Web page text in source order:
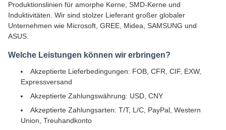
Produktionslinien für amorphe Kerne, SMD-Kerne und
Induktivitäten. Wir sind stolzer Lieferant großer globaler
Unternehmen wie Microsoft, GREE, Midea, SAMSUNG und
ASUS.
Welche Leistungen können wir erbringen?
Akzeptierte Lieferbedingungen: FOB, CFR, CIF, EXW,
Expressversand
Akzeptierte Zahlungswährung: USD, CNY
Akzeptierte Zahlungsarten: T/T, L/C, PayPal, Western
Union, Treuhandkonto